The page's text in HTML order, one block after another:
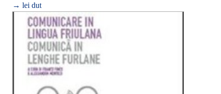
→ lei dut